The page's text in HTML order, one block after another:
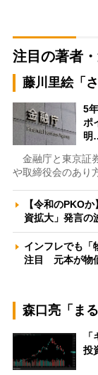
注目の著者
藤川里絵「
5
ポ
明
金融庁と東京証
や取締役会のあり
【令和のPKO
資拡大」発言
インフレでも「
注目 元本が物
森口亮「ま
投